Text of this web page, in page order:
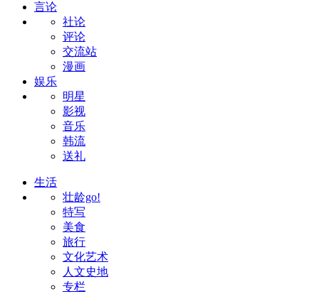
言论
社论
评论
交流站
漫画
娱乐
明星
影视
音乐
韩流
送礼
生活
壮龄go!
特写
美食
旅行
文化艺术
人文史地
专栏